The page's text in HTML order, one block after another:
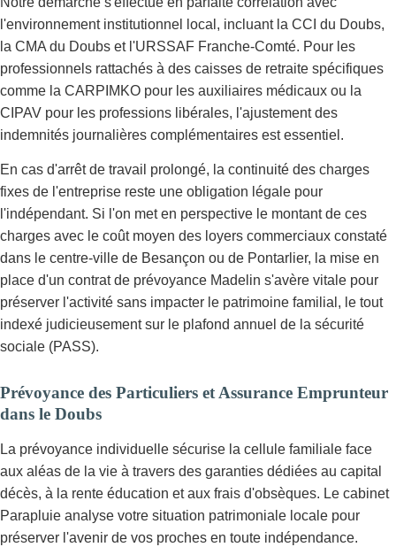
l'environnement institutionnel local, incluant la CCI du Doubs,
la CMA du Doubs et l'URSSAF Franche-Comté. Pour les
professionnels rattachés à des caisses de retraite spécifiques
comme la CARPIMKO pour les auxiliaires médicaux ou la
CIPAV pour les professions libérales, l'ajustement des
indemnités journalières complémentaires est essentiel.
En cas d'arrêt de travail prolongé, la continuité des charges
fixes de l'entreprise reste une obligation légale pour
l'indépendant. Si l'on met en perspective le montant de ces
charges avec le coût moyen des loyers commerciaux constaté
dans le centre-ville de Besançon ou de Pontarlier, la mise en
place d'un contrat de prévoyance Madelin s'avère vitale pour
préserver l'activité sans impacter le patrimoine familial, le tout
indexé judicieusement sur le plafond annuel de la sécurité
sociale (PASS).
Prévoyance des Particuliers et Assurance Emprunteur
dans le Doubs
La prévoyance individuelle sécurise la cellule familiale face
aux aléas de la vie à travers des garanties dédiées au capital
décès, à la rente éducation et aux frais d'obsèques. Le cabinet
Parapluie analyse votre situation patrimoniale locale pour
préserver l'avenir de vos proches en toute indépendance.